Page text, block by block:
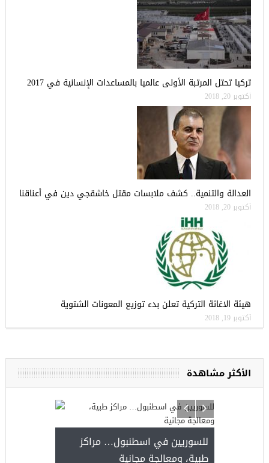
تركيا تحتل المرتبة الأولى عالميا بالمساعدات الإنسانية في 2017
أكتوبر 20, 2018
العدالة والتنمية.. كشف ملابسات مقتل خاشقجي دين في أعناقنا
أكتوبر 20, 2018
هيئة الاغاثة التركية تعلن بدء توزيع المعونات الشتوية
أكتوبر 19, 2018
الأكثر مشاهدة
للسوريين في اسطنبول…